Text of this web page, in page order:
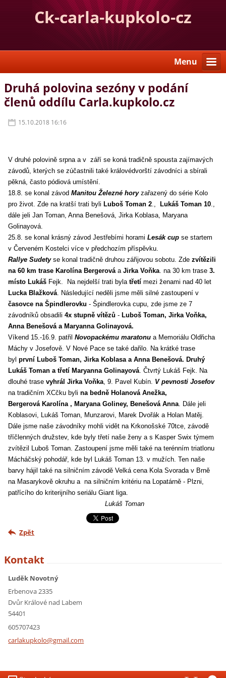
Ck-carla-kupkolo-cz
Menu
Druhá polovina sezóny v podání
členů oddílu Carla.kupkolo.cz
15.10.2018 16:16
V druhé polovině srpna a v září se koná tradičně spousta zajímavých
závodů, kterých se zúčastnili také královédvorští závodníci a sbírali
pěkná, často pódiová umístění.
18.8. se konal závodManitou Železné horyzařazený do série Kolo
pro život. Zde na kratší trati byli Luboš Toman 2., Lukáš Toman 10.,
dále jeli Jan Toman, Anna Benešová, Jirka Koblasa, Maryana
Golinayová.
25.8. se konal krásný závod Jestřebími horami Lesák cupse startem
v Červeném Kostelci více v předchozím příspěvku.
Rallye Sudetyse konal tradičně druhou zářijovou sobotu. Zde zvítězili
na 60 km trase Karolína BergerováaJirka Voňka. na 30 km trase3.
místo Lukáš Fejk. Na nejdelší trati bylatřetí mezi ženami nad 40 let
Lucka Blažková. Následující neděli jsme měli silné zastoupení v
časovce na Špindlerovku- Špindlerovka cupu, zde jsme ze 7
závodníků obsadili4x stupně vítězů - Luboš Toman, Jirka Voňka,
Anna Benešová a Maryanna Golinayová.
Víkend 15.-16.9. patřilNovopackému maratonu a Memoriálu Oldřicha
Máchy v Josefově. V Nové Pace se také dařilo. Na krátké trase
bylprvní Luboš Toman, Jirka Koblasa a Anna Benešová. Druhý
Lukáš Toman a třetí Maryanna Golinayová. Čtvrtý Lukáš Fejk. Na
dlouhé trasevyhrál Jirka Voňka, 9. Pavel Kubín. V pevnosti Josefov
na tradičním XCčku bylina bedně Holanová Anežka,
Bergerová Karolína , Maryana Goliney, Benešová Anna. Dále jeli
Koblasovi, Lukáš Toman, Munzarovi, Marek Dvořák a Holan Matěj.
Dále jsme naše závodníky mohli vidět na Krkonošské 70tce, závodě
tříčlenných družstev, kde byly třetí naše ženy a s Kasper Swix týmem
zvítězil Luboš Toman. Zastoupení jsme měli také na terénním triatlonu
Mácháčský pohodář, kde byl Lukáš Toman 13. v mužích. Ten naše
barvy hájil také na silničním závodě Velká cena Kola Svorada v Brně
na Masarykově okruhu a na silničním kritériu na Lopatárně - Plzni,
patřícího do kriterijního seriálu Giant liga.
Lukáš Toman
Zpět
Kontakt
Luděk Novotný
Erbenova 2335
Dvůr Králové nad Labem
54401
605707423
carlakupkolo@gmail.com